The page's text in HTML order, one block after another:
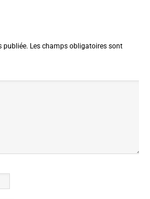
publiée. Les champs obligatoires sont